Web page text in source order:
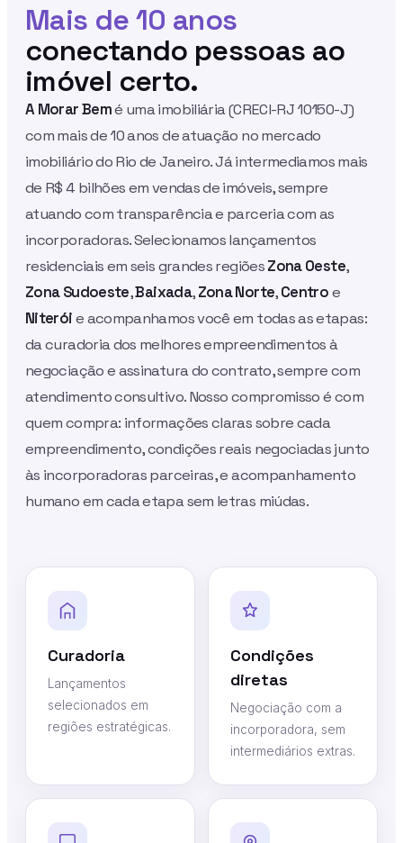
Mais de 10 anos
conectando pessoas ao
imóvel certo.
A Morar Bemé uma imobiliária (CRECI-RJ 10150-J)
com mais de 10 anos de atuação no mercado
imobiliário do Rio de Janeiro. Já intermediamos mais
de R$ 4 bilhões em vendas de imóveis, sempre
atuando com transparência e parceria com as
incorporadoras. Selecionamos lançamentos
residenciais em seis grandes regiõesZona Oeste,
Zona Sudoeste,Baixada,Zona Norte,Centroe
Niteróie acompanhamos você em todas as etapas:
da curadoria dos melhores empreendimentos à
negociação e assinatura do contrato, sempre com
atendimento consultivo. Nosso compromisso é com
quem compra: informações claras sobre cada
empreendimento, condições reais negociadas junto
às incorporadoras parceiras, e acompanhamento
humano em cada etapa sem letras miúdas.
Curadoria
Lançamentos
selecionados em
regiões estratégicas.
Condições
diretas
Negociação com a
incorporadora, sem
intermediários extras.